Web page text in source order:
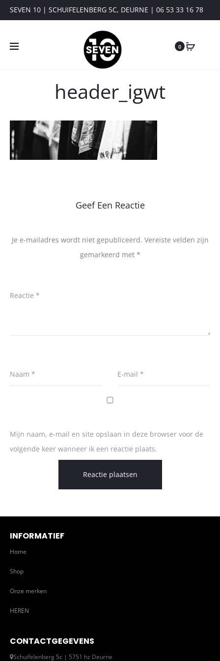
SEVEN 10 | SCHUIFELENBERG 5C, DEURNE | 06 53 33 16 78
0
header_igwt
Geef Een Reactie
Je e-mailadres wordt niet gepubliceerd. Vereiste velden zijn
gemarkeerd met *
Reactie *
Naam * E-mail *
Mijn naam, e-mail en site opslaan in deze browser voor de
volgende keer wanneer ik een reactie plaats.
INFORMATIEF
Home
Shop
Onze merken
HEREN
CONTACTGEGEVENS
Schuifelenberg 5c | 5751 hz Deurne